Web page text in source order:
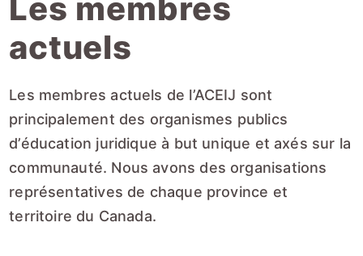
Les membres
actuels
Les membres actuels de l’ACEIJ sont
principalement des organismes publics
d’éducation juridique à but unique et axés sur la
communauté. Nous avons des organisations
représentatives de chaque province et
territoire du Canada.